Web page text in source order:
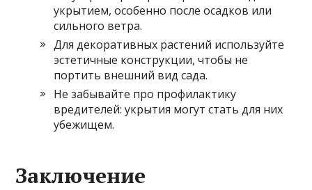
укрытием, особенно после осадков или
сильного ветра.
Для декоративных растений используйте
эстетичные конструкции, чтобы не
портить внешний вид сада.
Не забывайте про профилактику
вредителей: укрытия могут стать для них
убежищем.
Заключение